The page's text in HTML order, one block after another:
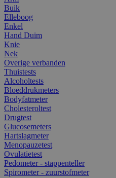
Buik
Elleboog
Enkel
Hand Duim
Knie
Nek
Overige verbanden
Thuistests
Alcoholtests
Bloeddrukmeters
Bodyfatmeter
Cholesteroltest
Drugtest
Glucosemeters
Hartslagmeter
Menopauzetest
Ovulatietest
Pedometer - stappenteller
Spirometer - zuurstofmeter